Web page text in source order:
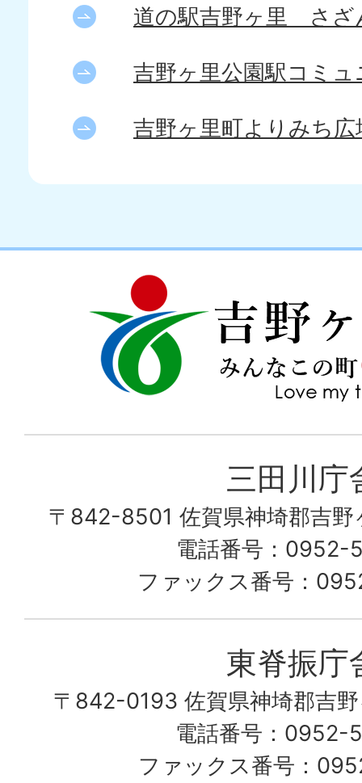
道の駅吉野ヶ里 さざ
吉野ヶ里公園駅コミ
吉野ヶ里町よりみち広
野
ヶ
里
な
町
て
my
town
三田川庁
〒842-8501 佐賀県神埼郡吉野
電話番号：0952-
ファックス番号：
東脊振庁
〒842-0193 佐賀県神埼郡吉
電話番号：0952-
ファックス番号：